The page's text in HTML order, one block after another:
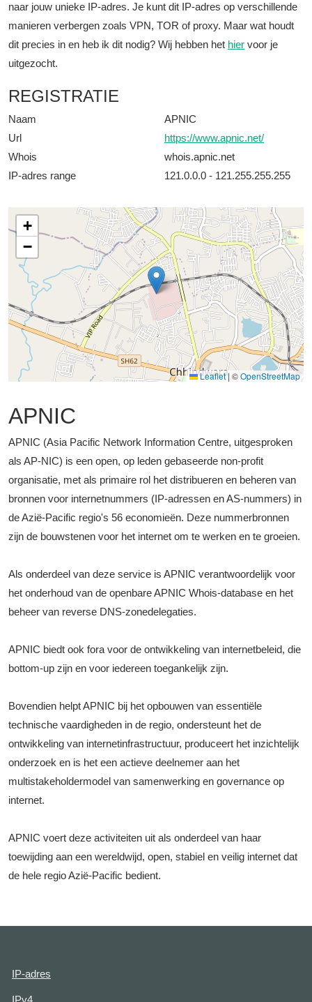
naar jouw unieke IP-adres. Je kunt dit IP-adres op verschillende
manieren verbergen zoals VPN, TOR of proxy. Maar wat houdt
dit precies in en heb ik dit nodig? Wij hebben het hier voor je
uitgezocht.
REGISTRATIE
Naam
APNIC
Url
https://www.apnic.net/
Whois
whois.apnic.net
IP-adres range
121.0.0.0 - 121.255.255.255
+
−
Leaflet | ©OpenStreetMap
APNIC
APNIC (Asia Pacific Network Information Centre, uitgesproken
als AP-NIC) is een open, op leden gebaseerde non-profit
organisatie, met als primaire rol het distribueren en beheren van
bronnen voor internetnummers (IP-adressen en AS-nummers) in
de Azië-Pacific regio's 56 economieën. Deze nummerbronnen
zijn de bouwstenen voor het internet om te werken en te groeien.
Als onderdeel van deze service is APNIC verantwoordelijk voor
het onderhoud van de openbare APNIC Whois-database en het
beheer van reverse DNS-zonedelegaties.
APNIC biedt ook fora voor de ontwikkeling van internetbeleid, die
bottom-up zijn en voor iedereen toegankelijk zijn.
Bovendien helpt APNIC bij het opbouwen van essentiële
technische vaardigheden in de regio, ondersteunt het de
ontwikkeling van internetinfrastructuur, produceert het inzichtelijk
onderzoek en is het een actieve deelnemer aan het
multistakeholdermodel van samenwerking en governance op
internet.
APNIC voert deze activiteiten uit als onderdeel van haar
toewijding aan een wereldwijd, open, stabiel en veilig internet dat
de hele regio Azië-Pacific bedient.
IP-adres
IPv4